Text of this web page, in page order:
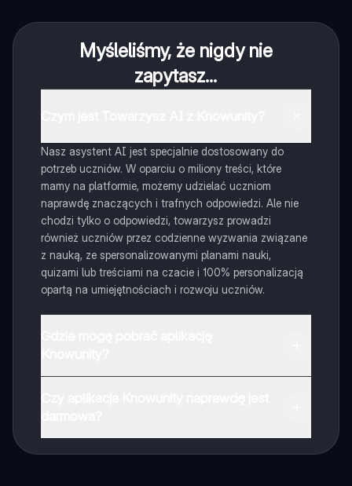
Myśleliśmy, że nigdy nie
zapytasz...
Nasz asystent AI jest specjalnie dostosowany do
potrzeb uczniów. W oparciu o miliony treści, które
mamy na platformie, możemy udzielać uczniom
naprawdę znaczących i trafnych odpowiedzi. Ale nie
chodzi tylko o odpowiedzi, towarzysz prowadzi
również uczniów przez codzienne wyzwania związane
z nauką, ze spersonalizowanymi planami nauki,
quizami lub treściami na czacie i 100% personalizacją
opartą na umiejętnościach i rozwoju uczniów.